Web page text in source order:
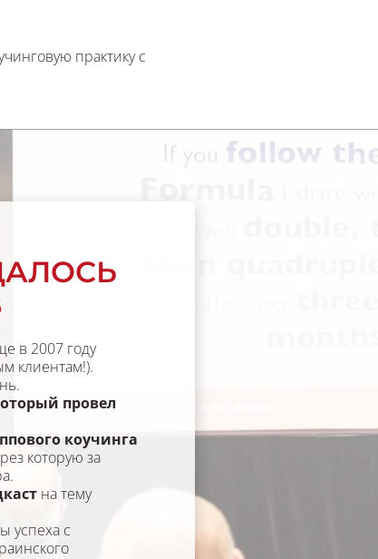
практику с
в 2007 году
клиентам!).
провел
коучинга
которую за
на тему
успеха с